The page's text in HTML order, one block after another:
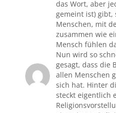
das Wort, aber
gemeint ist) gibt,
Menschen, mit
zusammen wie
Mensch fühlen
Nun wird so
gesagt, dass die
allen Menschen
sich hat. Hinter
steckt eigentlich